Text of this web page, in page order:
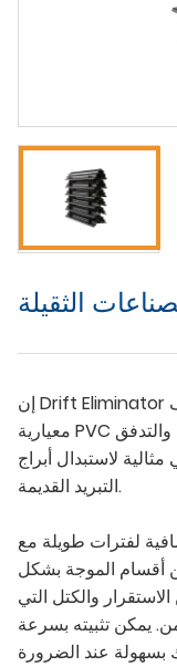
الثقيلة
إن Drift Eliminator للصناعات الثقيلة عبارة عن مزيلات انجراف
معيارية PVC مناسبة لمعظم أبراج التبريد الحديثة والتدفق
لاستبدال أبراج
التبريد القديمة.
لفترات طويلة مع
أقسام الموجة بشكل
والكتل التي
يمكن تثبيته بسرعة